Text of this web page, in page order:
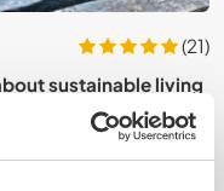
(21)
sustainable living